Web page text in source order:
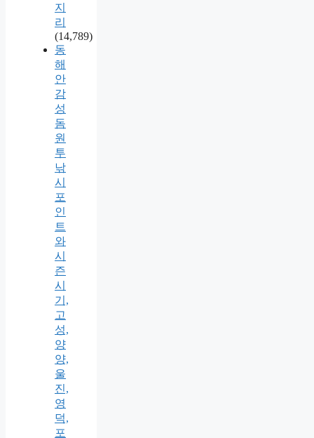
지
리
(14,789)
동
해
안
감
성
돔
원
투
낚
시
포
인
트
와
시
즌
시
기,
고
성,
양
양,
울
진,
영
덕,
포